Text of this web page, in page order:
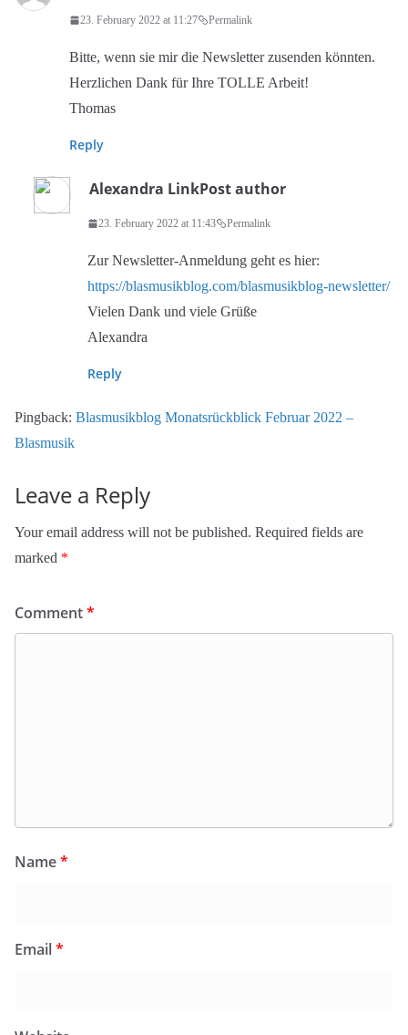
23. February 2022 at 11:27 Permalink
Bitte, wenn sie mir die Newsletter zusenden könnten.
Herzlichen Dank für Ihre TOLLE Arbeit!
Thomas
Reply
Alexandra LinkPost author
23. February 2022 at 11:43 Permalink
Zur Newsletter-Anmeldung geht es hier:
https://blasmusikblog.com/blasmusikblog-newsletter/
Vielen Dank und viele Grüße
Alexandra
Reply
Pingback: Blasmusikblog Monatsrückblick Februar 2022 –
Blasmusik
Leave a Reply
Your email address will not be published. Required fields are
marked *
Comment*
Name*
Email*